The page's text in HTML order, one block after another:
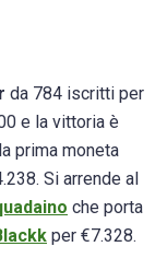
da 784 iscritti per
e la vittoria è
prima moneta
Si arrende al
che porta
per €7.328.